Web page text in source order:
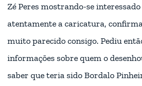
Zé Peres mostrando-se
atentamente a caricatura,
muito parecido consigo. Pediu
informações sobre quem o
saber que teria sido Bordalo